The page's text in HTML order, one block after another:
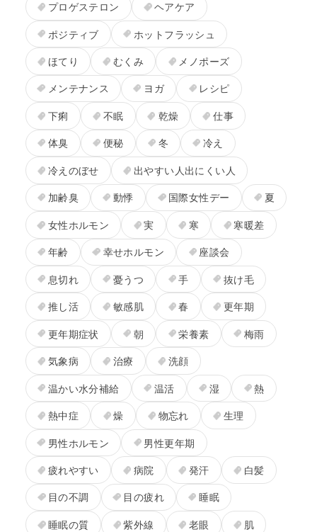
プロゲステロン
ヘアケア
ポジティブ
ホットフラッシュ
ほてり
むくみ
メノポーズ
メンテナンス
ヨガ
レシピ
下痢
不眠 乾燥
仕事
体臭
便秘 冬
冷え
冷えのぼせ
出やすい人出にくい人
加齢臭
動悸 国際女性デー
夏
女性ホルモン
実 寒
寒暖差
年齢
幸せホルモン
座談会
息切れ
憂うつ 手
抜け毛
推し活
敏感肌 春
更年期
更年期症状
朝 栄養素
梅雨
気象病
治療
洗顔
温かい水分補給
温活 湿
熱
熱中症
燥 物忘れ
生理
男性ホルモン
男性更年期
疲れやすい
病院 発汗
白髪
目の不調
目の疲れ
睡眠
睡眠の質
紫外線 老眼
肌